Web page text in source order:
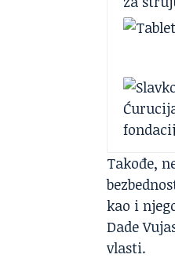
Takođe,
kao i
Dade
vlasti.